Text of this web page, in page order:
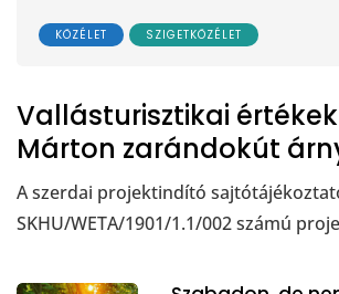
KÖZÉLET SZIGETKÖZÉLET
Vallásturisztikai
Márton zarándokút
A szerdai projektindító
SKHU/WETA/1901/1.1/002 számú